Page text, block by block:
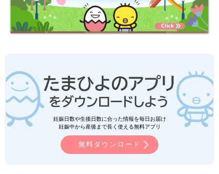
Miki Suzukiさん(@mi.ki365)がシェアした投稿-2017 10月 26 12:13午前 PDT
やヘアスタイルに合わせてアクセサリーを使い分ければ、おしゃ
れ偏差値も上がりますよ。
キッズにぴったりなファーポシェットはおソロで
妊娠日数や生後日数に合った情報を毎日お届け
妊娠中から産後まで長く使える無料アプリ
無料ダウンロード